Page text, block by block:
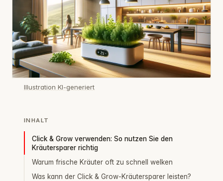
Illustration KI-generiert
INHALT
Click & Grow verwenden: So nutzen Sie den
Kräutersparer richtig
Warum frische Kräuter oft zu schnell welken
Was kann der Click & Grow-Kräutersparer leisten?